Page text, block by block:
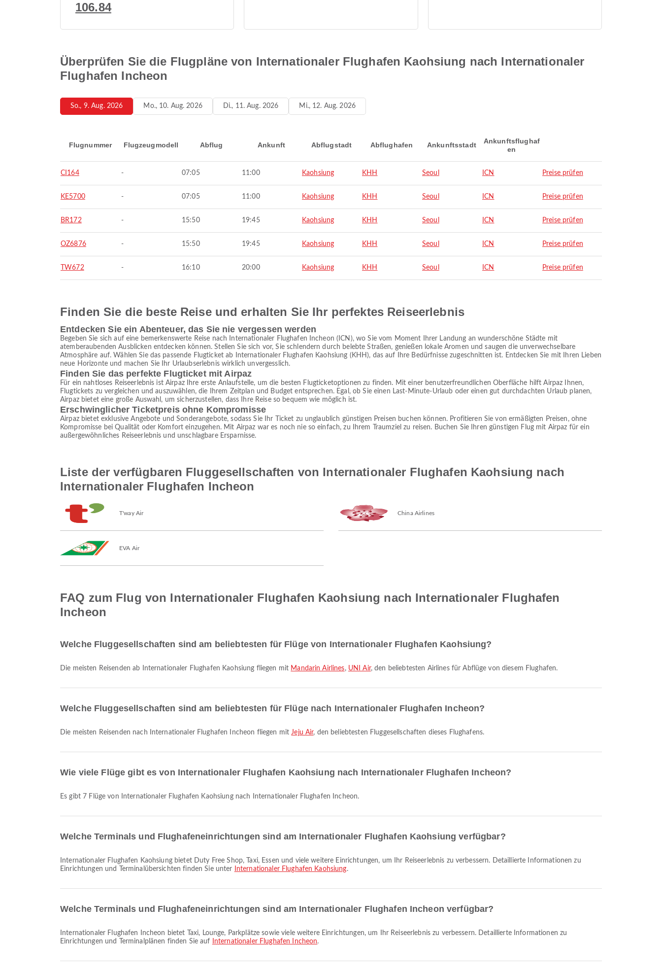
106.84
Überprüfen Sie die Flugpläne von Internationaler Flughafen Kaohsiung nach Internationaler
Flughafen Incheon
So., 9. Aug. 2026 Mo., 10. Aug. 2026 Di., 11. Aug. 2026 Mi., 12. Aug. 2026
Flugnummer Flugzeugmodell Abflug Ankunft Abflugstadt Abflughafen Ankunftsstadt
Ankunftsflughaf
en
CI164 - 07:05 11:00 Kaohsiung KHH Seoul ICN Preise prüfen
KE5700 - 07:05 11:00 Kaohsiung KHH Seoul ICN Preise prüfen
BR172 - 15:50 19:45 Kaohsiung KHH Seoul ICN Preise prüfen
OZ6876 - 15:50 19:45 Kaohsiung KHH Seoul ICN Preise prüfen
TW672 - 16:10 20:00 Kaohsiung KHH Seoul ICN Preise prüfen
Finden Sie die beste Reise und erhalten Sie Ihr perfektes Reiseerlebnis
Entdecken Sie ein Abenteuer, das Sie nie vergessen werden
Begeben Sie sich auf eine bemerkenswerte Reise nach Internationaler Flughafen Incheon (ICN), wo Sie vom Moment Ihrer Landung an wunderschöne Städte mit
atemberaubenden Ausblicken entdecken können. Stellen Sie sich vor, Sie schlendern durch belebte Straßen, genießen lokale Aromen und saugen die unverwechselbare
Atmosphäre auf. Wählen Sie das passende Flugticket ab Internationaler Flughafen Kaohsiung (KHH), das auf Ihre Bedürfnisse zugeschnitten ist. Entdecken Sie mit Ihren Lieben
neue Horizonte und machen Sie Ihr Urlaubserlebnis wirklich unvergesslich.
Finden Sie das perfekte Flugticket mit Airpaz
Für ein nahtloses Reiseerlebnis ist Airpaz Ihre erste Anlaufstelle, um die besten Flugticketoptionen zu finden. Mit einer benutzerfreundlichen Oberfläche hilft Airpaz Ihnen,
Flugtickets zu vergleichen und auszuwählen, die Ihrem Zeitplan und Budget entsprechen. Egal, ob Sie einen Last-Minute-Urlaub oder einen gut durchdachten Urlaub planen,
Airpaz bietet eine große Auswahl, um sicherzustellen, dass Ihre Reise so bequem wie möglich ist.
Erschwinglicher Ticketpreis ohne Kompromisse
Airpaz bietet exklusive Angebote und Sonderangebote, sodass Sie Ihr Ticket zu unglaublich günstigen Preisen buchen können. Profitieren Sie von ermäßigten Preisen, ohne
Kompromisse bei Qualität oder Komfort einzugehen. Mit Airpaz war es noch nie so einfach, zu Ihrem Traumziel zu reisen. Buchen Sie Ihren günstigen Flug mit Airpaz für ein
außergewöhnliches Reiseerlebnis und unschlagbare Ersparnisse.
Liste der verfügbaren Fluggesellschaften von Internationaler Flughafen Kaohsiung nach
Internationaler Flughafen Incheon
T'way Air China Airlines
EVA Air
FAQ zum Flug von Internationaler Flughafen Kaohsiung nach Internationaler Flughafen
Incheon
Welche Fluggesellschaften sind am beliebtesten für Flüge von Internationaler Flughafen Kaohsiung?
Die meisten Reisenden ab Internationaler Flughafen Kaohsiung fliegen mit Mandarin Airlines, UNI Air, den beliebtesten Airlines für Abflüge von diesem Flughafen.
Welche Fluggesellschaften sind am beliebtesten für Flüge nach Internationaler Flughafen Incheon?
Die meisten Reisenden nach Internationaler Flughafen Incheon fliegen mitJeju Air, den beliebtesten Fluggesellschaften dieses Flughafens.
Wie viele Flüge gibt es von Internationaler Flughafen Kaohsiung nach Internationaler Flughafen Incheon?
Es gibt 7 Flüge von Internationaler Flughafen Kaohsiung nach Internationaler Flughafen Incheon.
Welche Terminals und Flughafeneinrichtungen sind am Internationaler Flughafen Kaohsiung verfügbar?
Einrichtungen und Terminalübersichten finden Sie unter
Internationaler Flughafen Kaohsiung.
Welche Terminals und Flughafeneinrichtungen sind am Internationaler Flughafen Incheon verfügbar?
Einrichtungen und Terminalplänen finden Sie auf
Internationaler Flughafen Incheon.